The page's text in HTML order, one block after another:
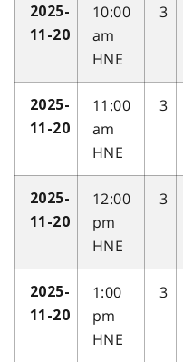
2025-
11-20
10:00
am
HNE
3
2025-
11-20
11:00
am
HNE
3
2025-
11-20
12:00
pm
HNE
3
2025-
11-20
1:00
pm
HNE
3